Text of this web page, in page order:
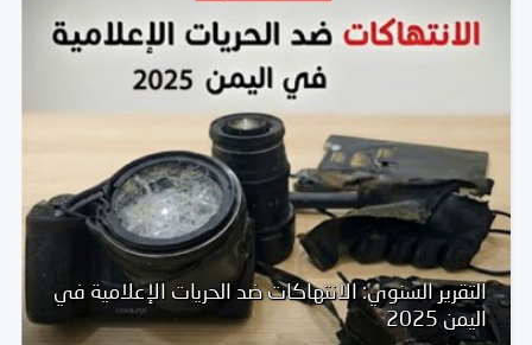
التقرير السنوي: الانتهاكات ضد الحريات الإعلامية في
اليمن 2025